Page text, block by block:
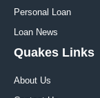
Personal Loan
Loan News
Quakes Links
About Us